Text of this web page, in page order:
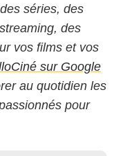
séries, des
des
vos films et vos
sur Google
au quotidien les
pour